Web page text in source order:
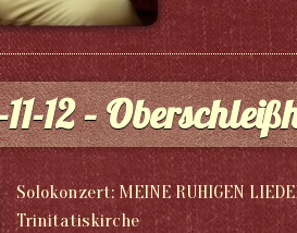
12 –
Solokonzert: MEINE RUHIGEN
Trinitatiskirche